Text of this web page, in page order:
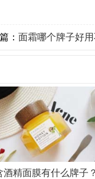
： 面霜哪个牌子好
酒精面膜有什么牌子？